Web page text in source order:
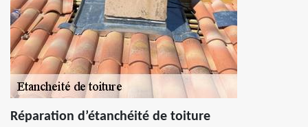
Réparation d’étanchéité de toiture